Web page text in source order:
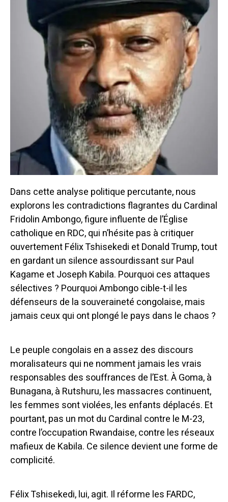
Dans cette analyse politique percutante, nous
explorons les contradictions flagrantes du Cardinal
Fridolin Ambongo, figure influente de l’Église
catholique en RDC, qui n’hésite pas à critiquer
ouvertement Félix Tshisekedi et Donald Trump, tout
en gardant un silence assourdissant sur Paul
Kagame et Joseph Kabila. Pourquoi ces attaques
sélectives ? Pourquoi Ambongo cible-t-il les
défenseurs de la souveraineté congolaise, mais
jamais ceux qui ont plongé le pays dans le chaos ?
Le peuple congolais en a assez des discours
moralisateurs qui ne nomment jamais les vrais
responsables des souffrances de l’Est. À Goma, à
Bunagana, à Rutshuru, les massacres continuent,
les femmes sont violées, les enfants déplacés. Et
pourtant, pas un mot du Cardinal contre le M-23,
contre l’occupation Rwandaise, contre les réseaux
mafieux de Kabila. Ce silence devient une forme de
complicité.
Félix Tshisekedi, lui, agit. Il réforme les FARDC,